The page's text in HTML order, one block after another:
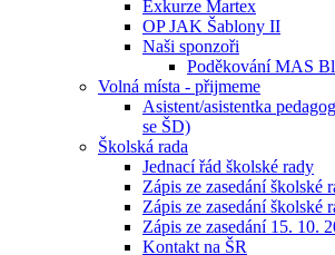
Exkurze Martex
OP JAK Šablony II
Naši sponzoři
Poděkování MAS
Volná místa - přijmeme
Asistent/asistentka
se ŠD)
Školská rada
Jednací řád školské rady
Zápis ze zasedání školské
Zápis ze zasedání školské
Zápis ze zasedání 15. 10.
Kontakt na ŠR